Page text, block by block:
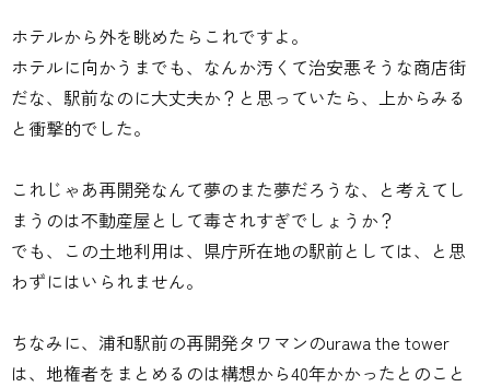
ホテルから外を眺めたらこれですよ。
ホテルに向かうまでも、なんか汚くて治安悪そうな商店街
だな、駅前なのに大丈夫か？と思っていたら、上からみる
と衝撃的でした。
これじゃあ再開発なんて夢のまた夢だろうな、と考えてし
まうのは不動産屋として毒されすぎでしょうか？
でも、この土地利用は、県庁所在地の駅前としては、と思
わずにはいられません。
ちなみに、浦和駅前の再開発タワマンのurawa the tower
は、地権者をまとめるのは構想から40年かかったとのこと